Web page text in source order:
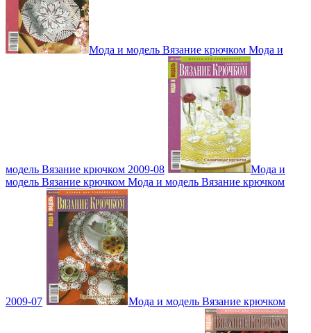
Мода и модель Вязание крючком Мода и
модель Вязание крючком 2009-08
Мода и
модель Вязание крючком Мода и модель Вязание крючком
2009-07 Мода и модель Вязание крючком